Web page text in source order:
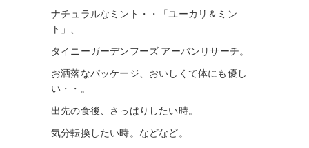
ナチュラルなミント・・「ユーカリ＆ミン
ト」、
タイニーガーデンフーズ アーバンリサーチ。
お洒落なパッケージ、おいしくて体にも優し
い・・。
出先の食後、さっぱりしたい時。
気分転換したい時。などなど。